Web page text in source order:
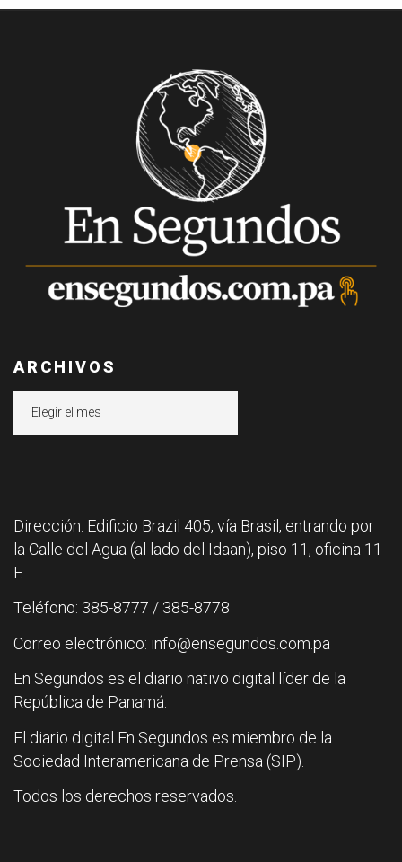
ARCHIVOS
Dirección: Edificio Brazil 405, vía Brasil, entrando por
la Calle del Agua (al lado del Idaan), piso 11, oficina 11
F.
Teléfono: 385-8777 / 385-8778
Correo electrónico: info@ensegundos.com.pa
En Segundos es el diario nativo digital líder de la
República de Panamá.
El diario digital En Segundos es miembro de la
Sociedad Interamericana de Prensa (SIP).
Todos los derechos reservados.